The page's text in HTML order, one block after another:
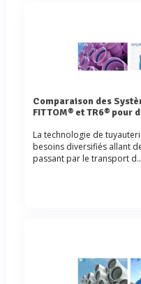
Comparaison des Systèmes de Tuyauterie TOM®,
FITTOM® et TR6® pour
La technologie de
besoins diversifiés allant
passant par le transport